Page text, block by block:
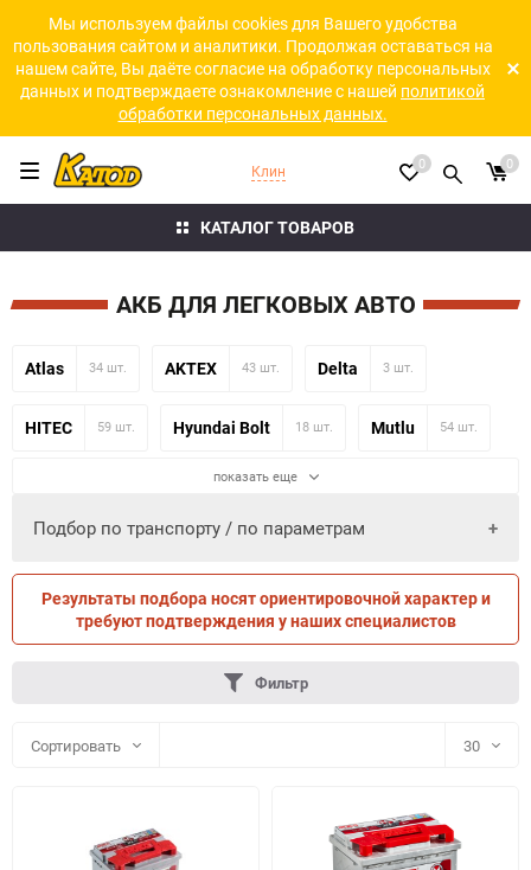
Мы используем файлы cookies для Вашего удобства
пользования сайтом и аналитики. Продолжая оставаться на
нашем сайте, Вы даёте согласие на обработку персональных
данных и подтверждаете ознакомление с нашей политикой
обработки персональных данных.
КАТАЛОГ ТОВАРОВ
Клин 0 0
АКБ ДЛЯ ЛЕГКОВЫХ АВТО
Atlas 34 шт. AKTEX 43 шт. Delta 3 шт.
HITEC 59 шт. Hyundai Bolt 18 шт. Mutlu 54 шт.
показать еще
Подбор по транспорту / по параметрам
ПО ТРАНСПОРТУ ПО ПАРАМЕТРАМ
Результаты подбора носят ориентировочной характер и
требуют подтверждения у наших специалистов
Фильтр
Сортировать 30
60